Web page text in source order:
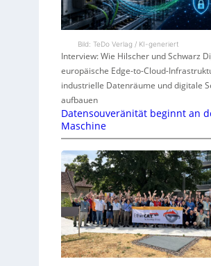
Bild: TeDo Verlag / KI-generiert
Interview: Wie Hilscher und Schwarz
europäische Edge-to-Cloud-
industrielle Datenräume und digitale
aufbauen
Datensouveränität beginnt an
Maschine